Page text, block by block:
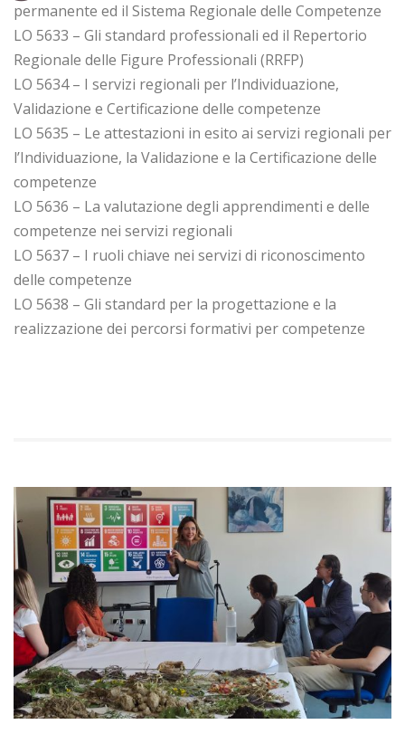
permanente ed il Sistema Regionale delle Competenze
LO 5633 – Gli standard professionali ed il Repertorio
Regionale delle Figure Professionali (RRFP)
LO 5634 – I servizi regionali per l’Individuazione,
Validazione e Certificazione delle competenze
LO 5635 – Le attestazioni in esito ai servizi regionali per
l’Individuazione, la Validazione e la Certificazione delle
competenze
LO 5636 – La valutazione degli apprendimenti e delle
competenze nei servizi regionali
LO 5637 – I ruoli chiave nei servizi di riconoscimento
delle competenze
LO 5638 – Gli standard per la progettazione e la
realizzazione dei percorsi formativi per competenze